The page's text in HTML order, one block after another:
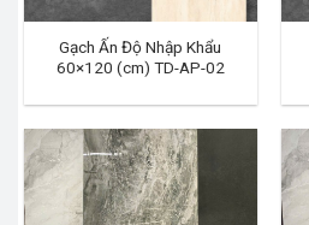
Gạch Ấn Độ Nhập Khẩu
60×120 (cm) TD-AP-02